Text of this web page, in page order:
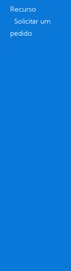
Recurso
Solicitar um
pedido